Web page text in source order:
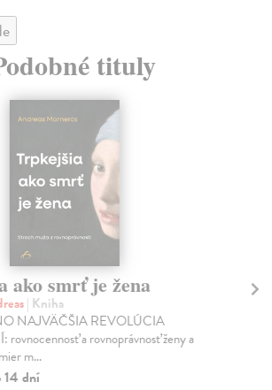
tituly
ako smrť je žena
| Kniha
NAJVÄČŠIA REVOLÚCIA
a rovnoprávnosť ženy a
m...
14 dní